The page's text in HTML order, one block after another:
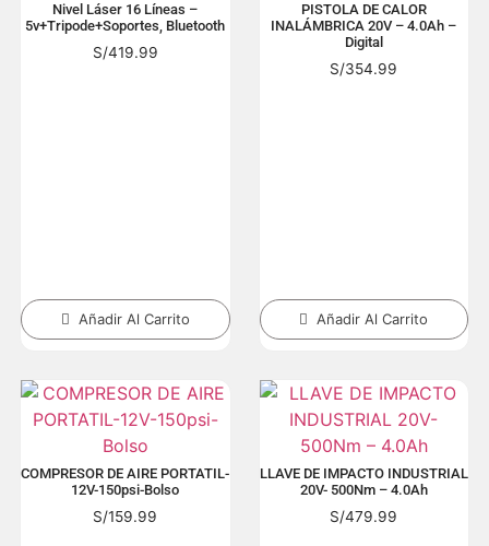
Nivel Láser 16 Líneas –
5v+tripode+soportes, Bluetooth
S/419.99
Añadir Al Carrito
PISTOLA DE CALOR
INALÁMBRICA 20V – 4.0Ah –
Digital
S/354.99
Añadir Al Carrito
COMPRESOR DE AIRE PORTATIL-
12V-150psi-Bolso
S/159.99
LLAVE DE IMPACTO INDUSTRIAL
20V- 500Nm – 4.0Ah
S/479.99